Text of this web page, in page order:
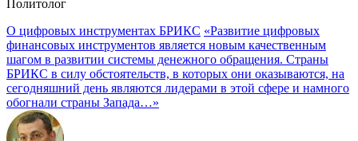
Политолог
О цифровых инструментах БРИКС «Развитие цифровых
финансовых инструментов является новым качественным
шагом в развитии системы денежного обращения. Страны
БРИКС в силу обстоятельств, в которых они оказываются, на
сегодняшний день являются лидерами в этой сфере и намного
обогнали страны Запада…»